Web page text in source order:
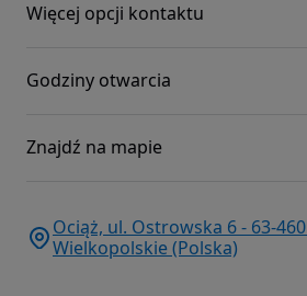
Więcej opcji kontaktu
Godziny otwarcia
Znajdź na mapie
Ociąż, ul. Ostrowska 6 - 63-
Wielkopolskie (Polska)